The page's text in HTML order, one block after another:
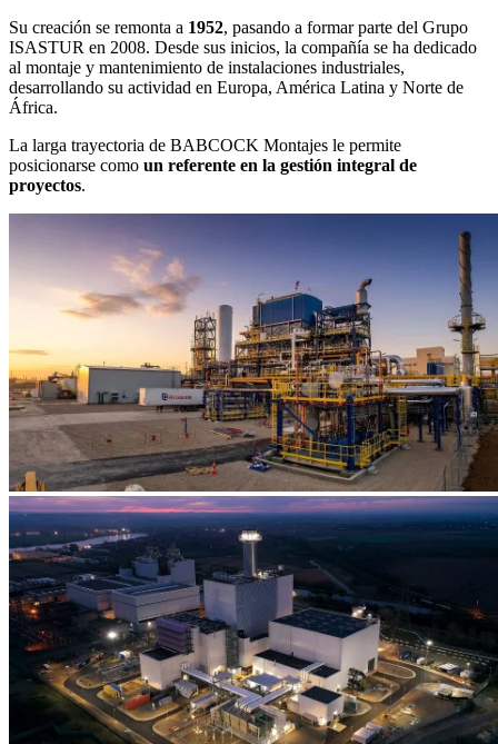
Su creación se remonta a 1952, pasando a formar parte del Grupo
ISASTUR en 2008. Desde sus inicios, la compañía se ha dedicado
al montaje y mantenimiento de instalaciones industriales,
desarrollando su actividad en Europa, América Latina y Norte de
África.
La larga trayectoria de BABCOCK Montajes le permite
posicionarse como un referente en la gestión integral de
proyectos.